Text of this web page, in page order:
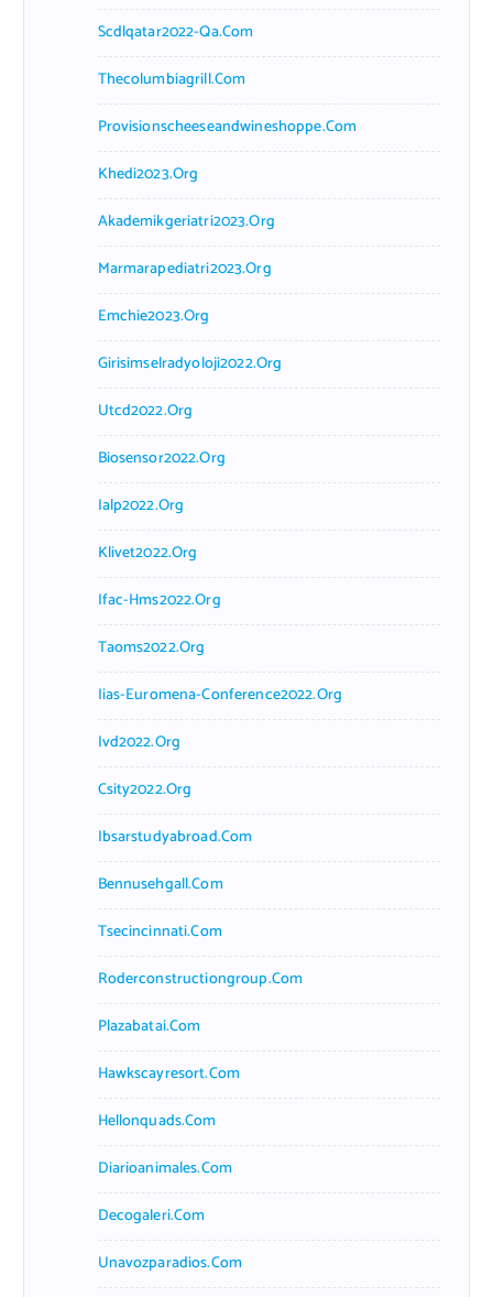
Scdlqatar2022-Qa.com
Thecolumbiagrill.com
Provisionscheeseandwineshoppe.com
Khedi2023.org
Akademikgeriatri2023.org
Marmarapediatri2023.org
Emchie2023.org
Girisimselradyoloji2022.org
Utcd2022.org
Biosensor2022.org
Ialp2022.org
Klivet2022.org
Ifac-Hms2022.org
Taoms2022.org
Iias-Euromena-Conference2022.org
Ivd2022.org
Csity2022.org
Ibsarstudyabroad.com
Bennusehgall.com
Tsecincinnati.com
Roderconstructiongroup.com
Plazabatai.com
Hawkscayresort.com
Hellonquads.com
Diarioanimales.com
Decogaleri.com
Unavozparadios.com